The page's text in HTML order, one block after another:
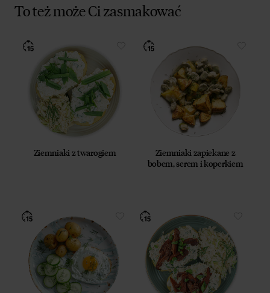
To też może Ci zasmakować
Ziemniaki z twarogiem
Ziemniaki zapiekane z
bobem, serem i koperkiem